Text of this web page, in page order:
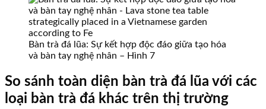
Bàn trà đá lũa: Sự kết hợp độc đáo giữa tạo hóa
và bàn tay nghệ nhân – Hình 7
So sánh toàn diện bàn trà đá lũa với các
loại bàn trà đá khác trên thị trường